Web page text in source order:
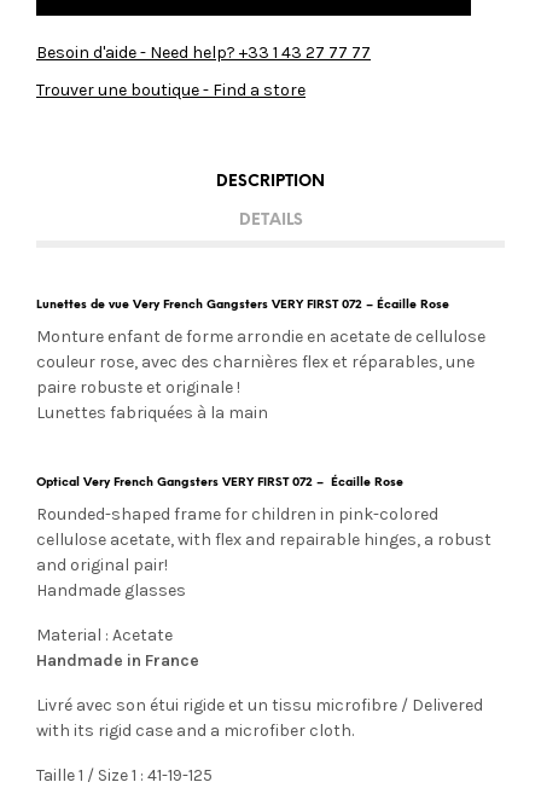
Besoin d'aide - Need help? +33 1 43 27 77 77
Trouver une boutique - Find a store
DESCRIPTION
DETAILS
Lunettes de vue Very French Gangsters VERY FIRST 072 – Écaille Rose
Monture enfant de forme arrondie en acetate de cellulose
couleur rose, avec des charnières flex et réparables, une
paire robuste et originale !
Lunettes fabriquées à la main
Optical Very French Gangsters VERY FIRST 072 – Écaille Rose
Rounded-shaped frame for children in pink-colored
cellulose acetate, with flex and repairable hinges, a robust
and original pair!
Handmade glasses
Material : Acetate
Handmade in France
Livré avec son étui rigide et un tissu microfibre / Delivered
with its rigid case and a microfiber cloth.
Taille 1 / Size 1 : 41-19-125